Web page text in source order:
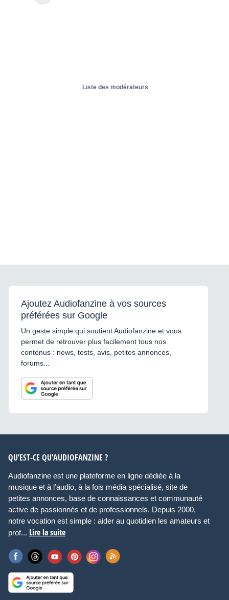
Liste des modérateurs
Ajoutez Audiofanzine à vos sources
préférées sur Google
Un geste simple qui soutient Audiofanzine et vous
permet de retrouver plus facilement tous nos
contenus : news, tests, avis, petites annonces,
forums...
QU’EST-CE QU’AUDIOFANZINE ?
Audiofanzine est une plateforme en ligne dédiée à la
musique et à l’audio, à la fois média spécialisé, site de
petites annonces, base de connaissances et communauté
active de passionnés et de professionnels. Depuis 2000,
notre vocation est simple : aider au quotidien les amateurs et
prof... Lire la suite